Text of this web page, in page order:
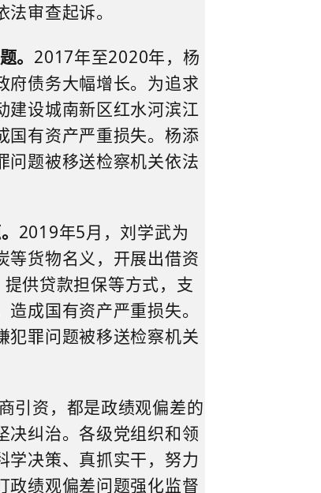
审查起诉。
。 2017年至2020年，杨
府债务大幅增长。为追求
建设城南新区红水河滨江
国有资产严重损失。杨添
问题被移送检察机关依法
2019年5月，刘学武为
等货物名义，开展出借资
供贷款担保等方式，支
成国有资产严重损失。
犯罪问题被移送检察机关
引资，都是政绩观偏差的
决纠治。各级党组织和领
学决策、真抓实干，努力
政绩观偏差问题强化监督